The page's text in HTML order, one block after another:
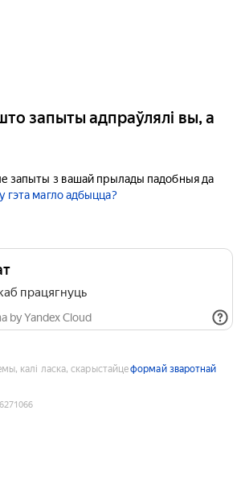
запыты адпраўлялі вы, а
запыты з вашай прылады падобныя да
гэта магло адбыцца?
працягнуць
by Yandex Cloud
калі ласка, скарыстайцеформай зваротнай